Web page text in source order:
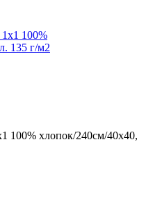
100% хлопок/240см/40х40,